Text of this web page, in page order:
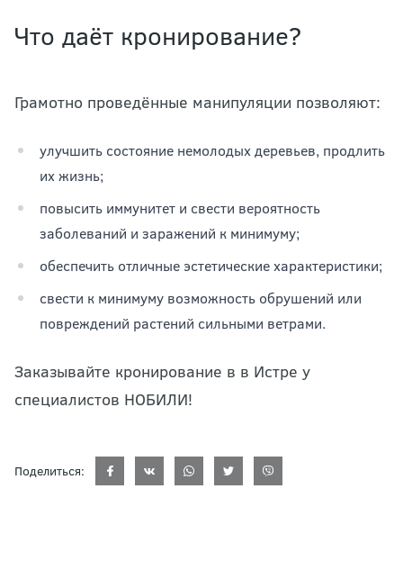
Что даёт кронирование?
Грамотно проведённые манипуляции позволяют:
улучшить состояние немолодых деревьев, продлить
их жизнь;
повысить иммунитет и свести вероятность
заболеваний и заражений к минимуму;
обеспечить отличные эстетические характеристики;
свести к минимуму возможность обрушений или
повреждений растений сильными ветрами.
Заказывайте кронирование в в Истре у
специалистов НОБИЛИ!
Поделиться: